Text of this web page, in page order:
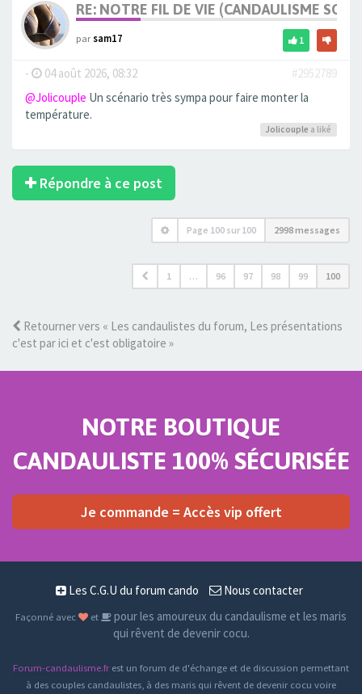
RE: NOTRE FIL DE VIE (CANDAULISME
parsam17 1
- 04 août 2026, 08:32
#2952789
@Jolicouple Un scénario très sympa pour faire monter la
température.
Jolicouple a liké
Répondre à ce post
Page 100 sur 100 2998 messages
1 … 96 97 98 99 100
Retourner vers « Les candaulistes du forum, Les présentations
c'est par ici et c'est obligatoire »
NOTRE BOUTIQUE
CANDAULISTE 100% SÉCURISÉE
Je commande = Accès vip offert
Les C.G.U du forum cando Nous contacter
Façonné avec et
pour les amoureux du candaulisme et les maris
qui rêvent de devenir cocu.
Forum-candaulisme.frest un forum de d'échange et de discussion permettant
à des couples candaulistes, à des maris qui rêvent de devenir cocu voire